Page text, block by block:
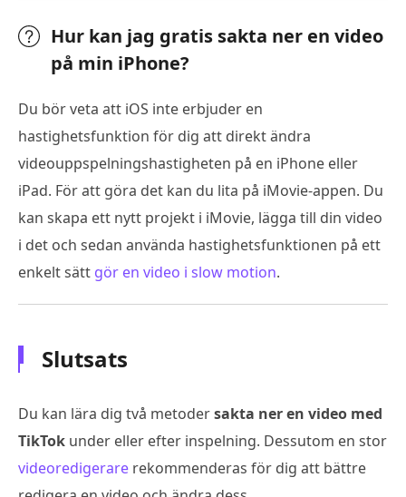
Hur kan jag gratis sakta ner en video
på min iPhone?
Du bör veta att iOS inte erbjuder en
hastighetsfunktion för dig att direkt ändra
videouppspelningshastigheten på en iPhone eller
iPad. För att göra det kan du lita på iMovie-appen. Du
kan skapa ett nytt projekt i iMovie, lägga till din video
i det och sedan använda hastighetsfunktionen på ett
enkelt sätt gör en video i slow motion.
Slutsats
Du kan lära dig två metodersakta ner en video med
TikTok under eller efter inspelning. Dessutom en stor
videoredigerare rekommenderas för dig att bättre